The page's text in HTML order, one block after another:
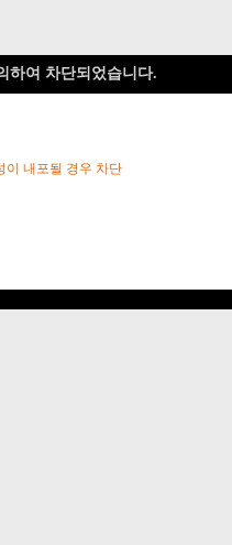
하여 차단되었습니다.
이 내포될 경우 차단